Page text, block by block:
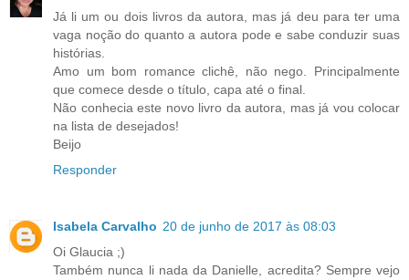
Já li um ou dois livros da autora, mas já deu para ter uma
vaga noção do quanto a autora pode e sabe conduzir suas
histórias.
Amo um bom romance clichê, não nego. Principalmente
que comece desde o título, capa até o final.
Não conhecia este novo livro da autora, mas já vou colocar
na lista de desejados!
Beijo
Responder
Isabela Carvalho 20 de junho de 2017 às 08:03
Oi Glaucia ;)
Também nunca li nada da Danielle, acredita? Sempre vejo